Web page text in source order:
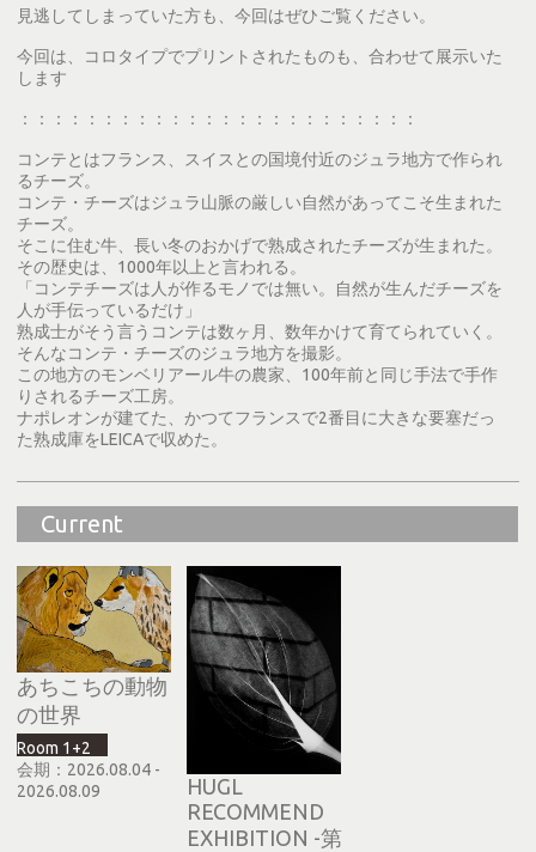
見逃してしまっていた方も、今回はぜひご覧ください。
今回は、コロタイプでプリントされたものも、合わせて展示いた
します
：：：：：：：：：：：：：：：：：：：：：：：：
コンテとはフランス、スイスとの国境付近のジュラ地方で作られ
るチーズ。
コンテ・チーズはジュラ山脈の厳しい自然があってこそ生まれた
チーズ。
そこに住む牛、長い冬のおかげで熟成されたチーズが生まれた。
その歴史は、1000年以上と言われる。
「コンテチーズは人が作るモノでは無い。自然が生んだチーズを
人が手伝っているだけ」
熟成士がそう言うコンテは数ヶ月、数年かけて育てられていく。
そんなコンテ・チーズのジュラ地方を撮影。
この地方のモンベリアール牛の農家、100年前と同じ手法で手作
りされるチーズ工房。
ナポレオンが建てた、かつてフランスで2番目に大きな要塞だっ
た熟成庫をLEICAで収めた。
Current
あちこちの動物
の世界
Room 1+2
会期：2026.08.04 -
2026.08.09
HUGL
RECOMMEND
EXHIBITION -第